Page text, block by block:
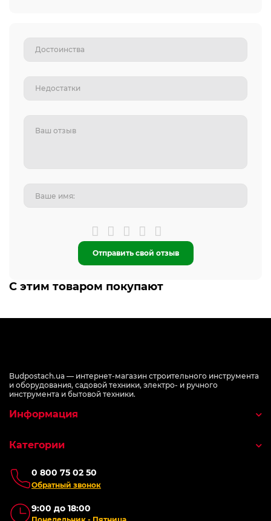
Отправить свой отзыв
С этим товаром покупают
Budpostach.ua — интернет-магазин строительного инструмента
и оборудования, садовой техники, электро- и ручного
инструмента и бытовой техники.
0 800 75 02 50
Обратный звонок
9:00 до 18:00
Информация
Категории